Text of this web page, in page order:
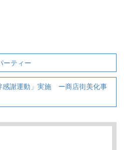
ーティー
感謝運動」実施 ー商店街美化事